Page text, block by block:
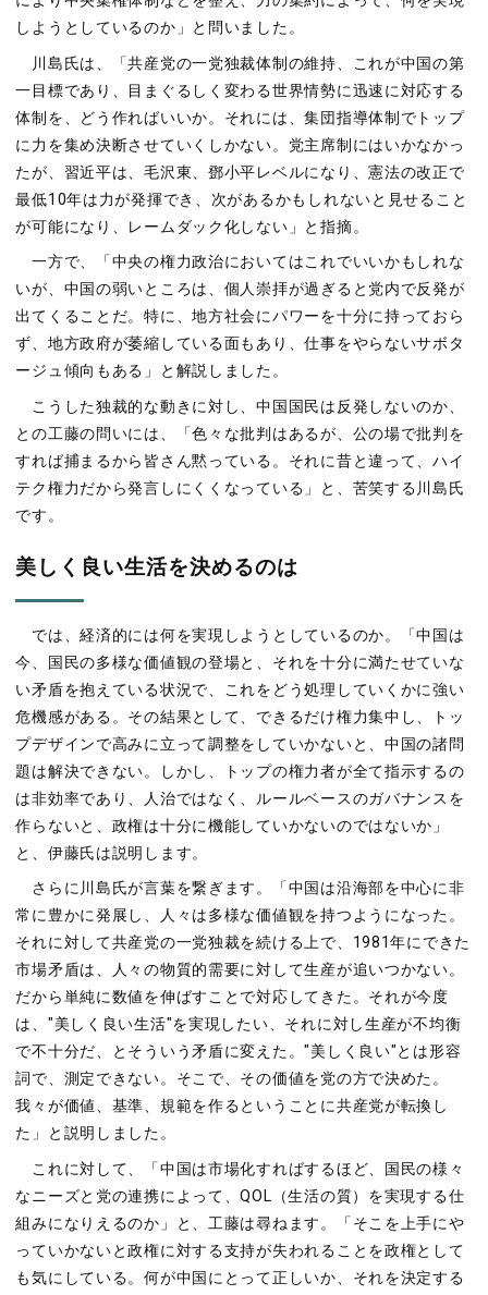
しようとしているのか」と問いました。
川島氏は、「共産党の一党独裁体制の維持、これが中国の第
一目標であり、目まぐるしく変わる世界情勢に迅速に対応する
体制を、どう作ればいいか。それには、集団指導体制でトップ
に力を集め決断させていくしかない。党主席制にはいかなかっ
たが、習近平は、毛沢東、鄧小平レベルになり、憲法の改正で
最低10年は力が発揮でき、次があるかもしれないと見せること
が可能になり、レームダック化しない」と指摘。
一方で、「中央の権力政治においてはこれでいいかもしれな
いが、中国の弱いところは、個人崇拝が過ぎると党内で反発が
出てくることだ。特に、地方社会にパワーを十分に持っておら
ず、地方政府が萎縮している面もあり、仕事をやらないサボタ
ージュ傾向もある」と解説しました。
こうした独裁的な動きに対し、中国国民は反発しないのか、
との工藤の問いには、「色々な批判はあるが、公の場で批判を
すれば捕まるから皆さん黙っている。それに昔と違って、ハイ
テク権力だから発言しにくくなっている」と、苦笑する川島氏
です。
美しく良い生活を決めるのは
では、経済的には何を実現しようとしているのか。「中国は
今、国民の多様な価値観の登場と、それを十分に満たせていな
い矛盾を抱えている状況で、これをどう処理していくかに強い
危機感がある。その結果として、できるだけ権力集中し、トッ
プデザインで高みに立って調整をしていかないと、中国の諸問
題は解決できない。しかし、トップの権力者が全て指示するの
は非効率であり、人治ではなく、ルールベースのガバナンスを
作らないと、政権は十分に機能していかないのではないか」
と、伊藤氏は説明します。
さらに川島氏が言葉を繋ぎます。「中国は沿海部を中心に非
常に豊かに発展し、人々は多様な価値観を持つようになった。
それに対して共産党の一党独裁を続ける上で、1981年にできた
市場矛盾は、人々の物質的需要に対して生産が追いつかない。
だから単純に数値を伸ばすことで対応してきた。それが今度
は、"美しく良い生活"を実現したい、それに対し生産が不均衡
で不十分だ、とそういう矛盾に変えた。"美しく良い"とは形容
詞で、測定できない。そこで、その価値を党の方で決めた。
我々が価値、基準、規範を作るということに共産党が転換し
た」と説明しました。
これに対して、「中国は市場化すればするほど、国民の様々
なニーズと党の連携によって、QOL（生活の質）を実現する仕
組みになりえるのか」と、工藤は尋ねます。「そこを上手にや
っていかないと政権に対する支持が失われることを政権として
も気にしている。何が中国にとって正しいか、それを決定する